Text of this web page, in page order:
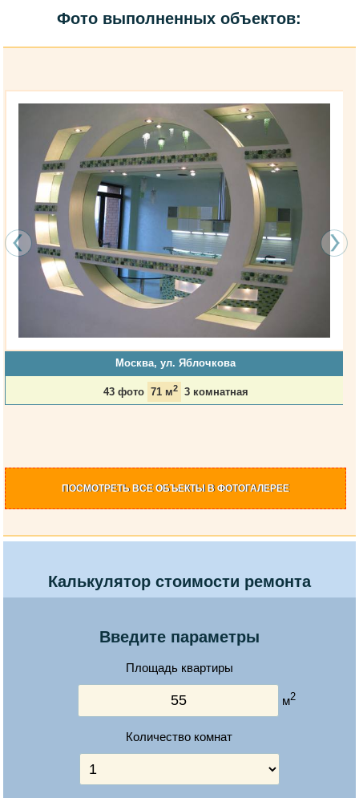
Фото выполненных объектов:
Москва, ул. Яблочкова
43 фото 71 м2 3 комнатная
ПОСМОТРЕТЬ ВСЕ ОБЪЕКТЫ В ФОТОГАЛЕРЕЕ
Калькулятор стоимости ремонта
Введите параметры
Площадь квартиры
м2
Количество комнат